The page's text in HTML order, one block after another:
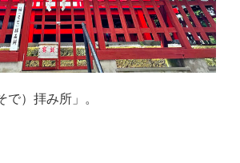
で）拝み所」。